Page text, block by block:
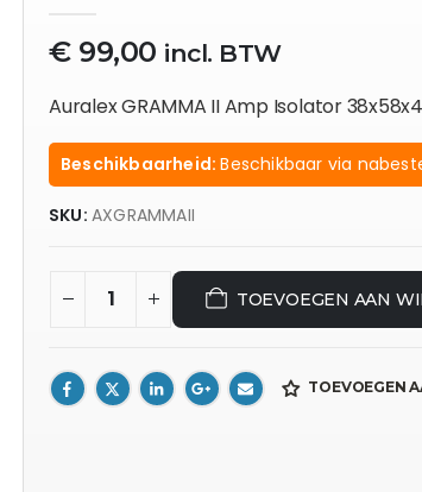
€99,00 incl. BTW
Auralex GRAMMA II Amp Isolator
Beschikbaarheid:Beschikbaar via
SKU: AXGRAMMAII
TOEVOEGEN AAN
TOEVOEGEN